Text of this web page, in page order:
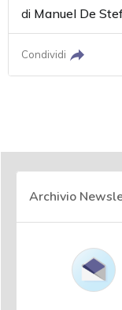
di Manuel De
Condividi
Archivio